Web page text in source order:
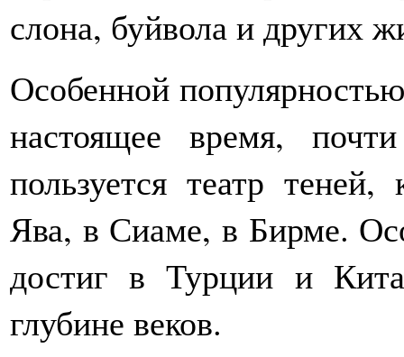
слона, буйвола и других
Особенной
настоящее время,
пользуется театр
Ява, в Сиаме, в Бирме.
достиг в Турции и
глубине веков.